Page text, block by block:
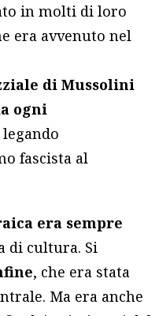
in molti di loro
era avvenuto nel
di Mussolini
ogni
legando
fascista al
era sempre
di cultura. Si
, che era stata
Ma era anche